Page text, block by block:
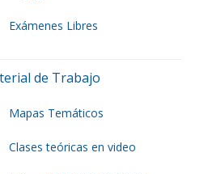
Exámenes Libres
de Trabajo
Mapas Temáticos
Clases teóricas en video